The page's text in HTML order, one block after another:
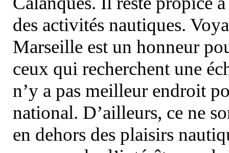
des activités nautiques.
Marseille est un honneur
ceux qui recherchent une
n’y a pas meilleur endroit
national. D’ailleurs, ce ne
en dehors des plaisirs